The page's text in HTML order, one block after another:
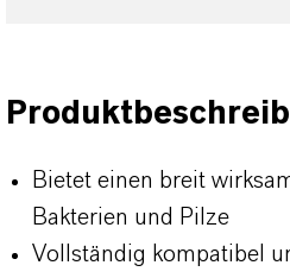
Bietet einen breit
Bakterien und Pilze
Vollständig kompatibel